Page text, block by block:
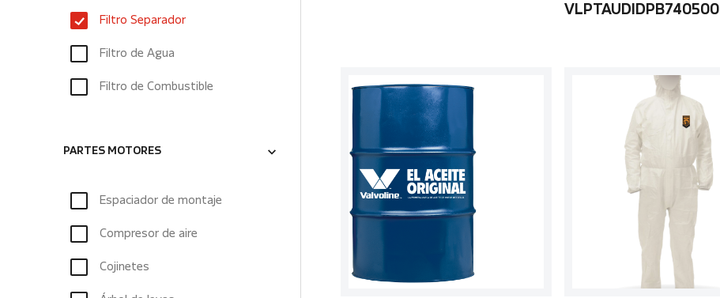
Filtro Separador
Filtro de Agua
Filtro de Combustible
PARTES MOTORES
Espaciador de montaje
Compresor de aire
Cojinetes
VLPTAUDIDPB740500